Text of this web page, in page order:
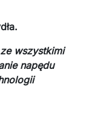
wszystkimi
napędu